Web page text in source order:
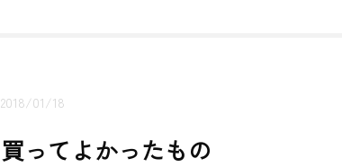
2018/01/18
買ってよかったもの